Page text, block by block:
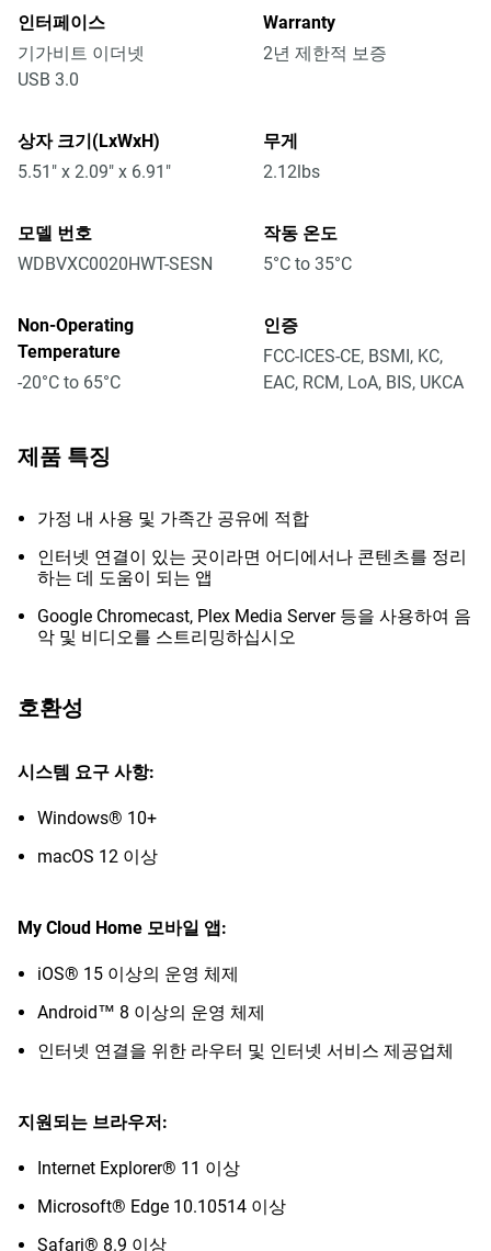
인터페이스
기가비트 이더넷
USB 3.0
Warranty
2년 제한적 보증
상자 크기(LxWxH)
5.51" x 2.09" x 6.91"
무게
2.12lbs
모델 번호
WDBVXC0020HWT-SESN
작동 온도
5°C to 35°C
Non-Operating
Temperature
-20°C to 65°C
인증
FCC-ICES-CE, BSMI, KC,
EAC, RCM, LoA, BIS, UKCA
제품 특징
가정 내 사용 및 가족간 공유에 적합
인터넷 연결이 있는 곳이라면 어디에서나 콘텐츠를 정리
하는 데 도움이 되는 앱
Google Chromecast, Plex Media Server 등을 사용하여 음
악 및 비디오를 스트리밍하십시오
호환성
시스템 요구 사항:
Windows® 10+
macOS 12 이상
My Cloud Home 모바일 앱:
iOS® 15 이상의 운영 체제
Android™ 8 이상의 운영 체제
인터넷 연결을 위한 라우터 및 인터넷 서비스 제공업체
지원되는 브라우저:
Internet Explorer® 11 이상
Microsoft® Edge 10.10514 이상
Safari® 8.9 이상